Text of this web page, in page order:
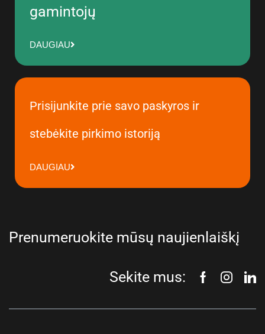
gamintojų
DAUGIAU
Prisijunkite prie savo paskyros ir
stebėkite pirkimo istoriją
DAUGIAU
Prenumeruokite mūsų naujienlaiškį
Sekite mus: